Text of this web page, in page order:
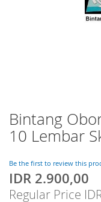
Bintang
10 Lembar
Be the first to review this
Special
Price
IDR 2.900,00
Regular Price
Skip
to
the
of
the
images